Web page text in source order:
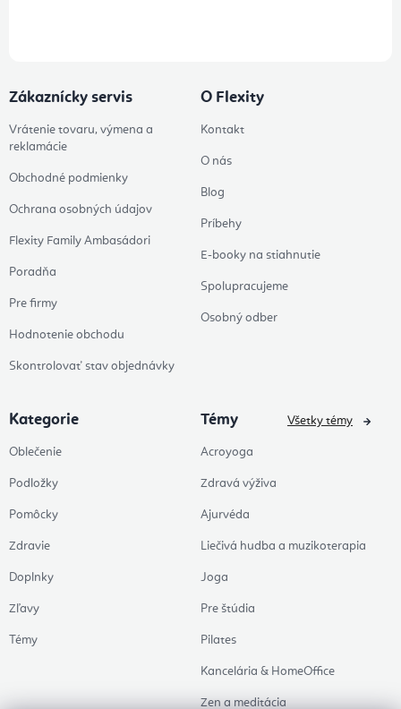
Zákaznícky servis
Vrátenie tovaru, výmena a
reklamácie
Obchodné podmienky
Ochrana osobných údajov
Flexity Family Ambasádori
Poradňa
Pre firmy
Hodnotenie obchodu
Skontrolovať stav objednávky
O Flexity
Kontakt
O nás
Blog
Príbehy
E-booky na stiahnutie
Spolupracujeme
Osobný odber
Kategorie
Oblečenie
Podložky
Pomôcky
Zdravie
Doplnky
Zľavy
Témy
Témy
Acroyoga
Zdravá výživa
Ajurvéda
Liečivá hudba a muzikoterapia
Joga
Pre štúdia
Pilates
Kancelária & HomeOffice
Zen a meditácia
Všetky témy